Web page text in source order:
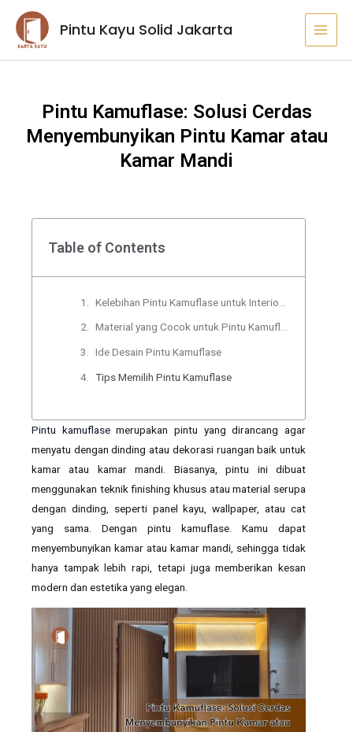
Lewati
konten
Pintu Kayu Solid Jakarta
Pintu Kamuflase: Solusi Cerdas
Menyembunyikan Pintu Kamar atau
Kamar Mandi
Table of Contents
Material yang Cocok untuk Pintu Kamuflase
Ide Desain Pintu Kamuflase
Tips Memilih Pintu Kamuflase
Pintu kamuflasemerupakan pintu yang dirancang agar
menyatu dengan dinding atau dekorasi ruangan baik untuk
kamar atau kamar mandi. Biasanya, pintu ini dibuat
menggunakan teknik finishing khusus atau material serupa
dengan dinding, seperti panel kayu, wallpaper, atau cat
yang sama. Dengan pintu kamuflase. Kamu dapat
menyembunyikan kamar atau kamar mandi, sehingga tidak
hanya tampak lebih rapi, tetapi juga memberikan kesan
modern dan estetika yang elegan.